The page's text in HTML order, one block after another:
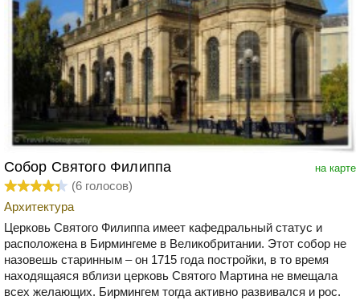
на карте
Собор Святого Филиппа
(6 голосов)
Архитектура
Церковь Святого Филиппа имеет кафедральный статус и
расположена в Бирмингеме в Великобритании. Этот собор не
назовешь старинным – он 1715 года постройки, в то время
находящаяся вблизи церковь Святого Мартина не вмещала
всех желающих. Бирмингем тогда активно развивался и рос.